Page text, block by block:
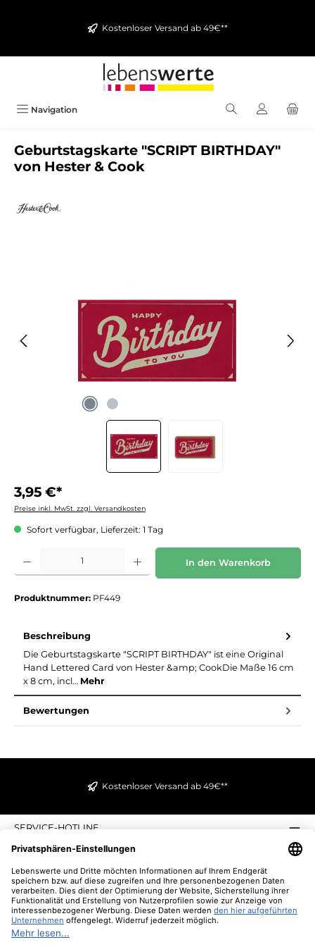
Kostenloser Versand ab 49€**
Navigation
Geburtstagskarte "SCRIPT BIRTHDAY"
von Hester & Cook
3,95 €*
Preise inkl. MwSt. zzgl. Versandkosten
Sofort verfügbar, Lieferzeit: 1 Tag
Produkt Anzahl: Gib den gewünschten Wert ein oder benutze die Schaltflächen um
In den Warenkorb
Produktnummer: PF449
Beschreibung
Die Geburtstagskarte "SCRIPT BIRTHDAY" ist eine Original
Hand Lettered Card von Hester &amp; CookDie Maße 16 cm
x 8 cm, incl… Mehr
Bewertungen
Kostenloser Versand ab 49€**
SERVICE-HOTLINE
INFORMATIONEN
ZAHLUNGS- UND VERSANDARTEN
ÜBER UNS
UNSERE VORTEILE